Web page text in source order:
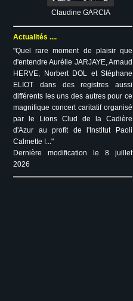
Claudine GARCIA
Actualités ....
"Quel rare moment de plaisir que
d'entendre Aurélie JARJAYE, Arnaud
HERVE, Norbert DOL et Stéphane
ELIOT dans des registres aussi
différents les uns des autres pour ce
magnifique concert caritatif organisé
par le Lions Clud de la Cadière
d'Azur au profit de l'Institut Paoli
Calmette !..."
Dernière modification le 8 juillet
2026